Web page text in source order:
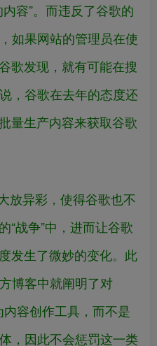
容”。而违反了谷歌的
如果网站的管理员在使
歌发现，就有可能在搜
，谷歌在去年的态度还
量生产内容来获取谷歌
放异彩，使得谷歌也不
“战争”中，进而让谷歌
发生了微妙的变化。此
博客中就阐明了对
容创作工具，而不是
，因此不会惩罚这一类